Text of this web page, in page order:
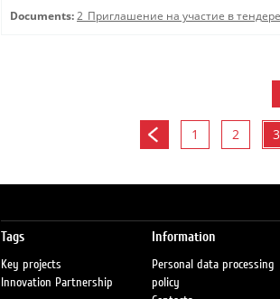
Documents: 2_Приглашение на участие в
1 2 3
Tags
Key projects
Innovation Partnership
Information
Personal data processing
policy